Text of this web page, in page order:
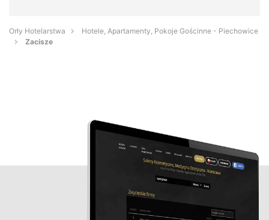
Orły Hotelarstwa
Hotele, Apartamenty, Pokoje Gościnne - Piechowice
Zacisze